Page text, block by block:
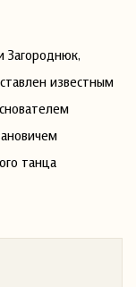
Загороднюк,
известным
танца